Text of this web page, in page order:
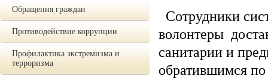
Обращения граждан
Противодействие коррупции
Профилактика экстремизма и
терроризма
Сотрудники
волонтеры
санитарии и
обратившимся